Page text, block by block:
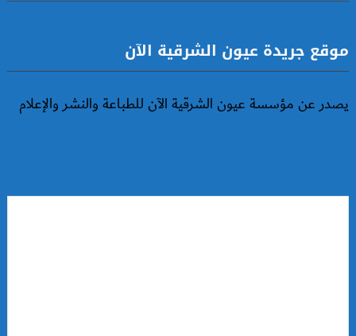
موقع جريدة عيون الشرقية الآن
يصدر عن مؤسسة عيون الشرقية الآن للطباعة والنشر والإعلام